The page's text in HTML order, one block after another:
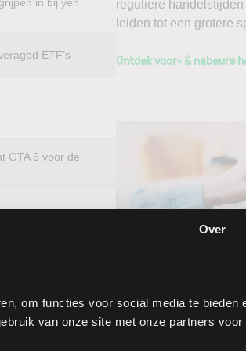
Over
om functies voor social media te bieden
van onze site met onze partners voor
ETF’s
GTA 6 voor de
elk
Met directe
Zo
via een
reguliere
leiden tot een grotere
Ontdek voor- & nabeurs
Selecteer uw